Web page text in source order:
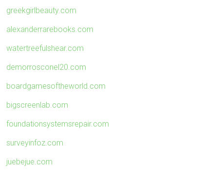
greekgirlbeauty.com
alexanderrarebooks.com
watertreefulshear.com
demorrosconel20.com
boardgamesoftheworld.com
bigscreenlab.com
foundationsystemsrepair.com
surveyinfoz.com
juebejue.com